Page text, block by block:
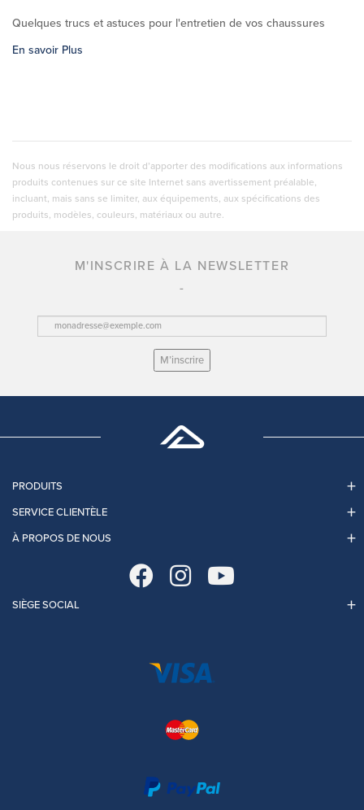
Quelques trucs et astuces pour l'entretien de vos chaussures
En savoir Plus
Nous nous réservons le droit d’apporter des modifications aux informations
produits contenues sur ce site Internet sans avertissement préalable,
incluant, mais sans se limiter, aux équipements, aux spécifications des
produits, modèles, couleurs, matériaux ou autre.
M'INSCRIRE À LA NEWSLETTER
M’inscrire
PRODUITS
SERVICE CLIENTÈLE
À PROPOS DE NOUS
SIÈGE SOCIAL